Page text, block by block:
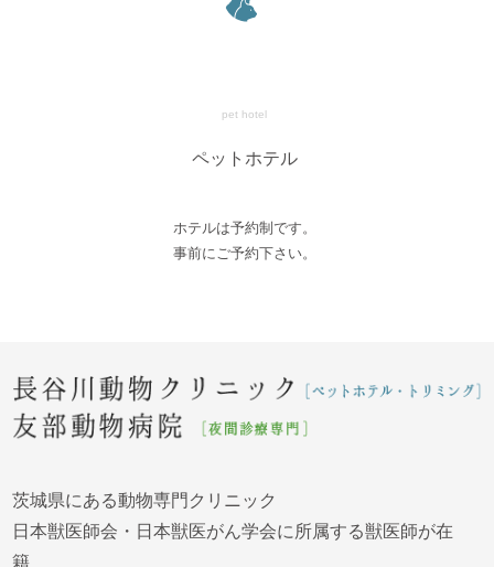
pet hotel
ペットホテル
ホテルは予約制です。
事前にご予約下さい。
茨城県にある動物専門クリニック
日本獣医師会・日本獣医がん学会に所属する獣医師が在
籍